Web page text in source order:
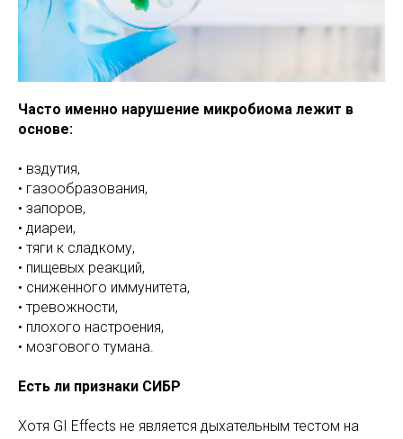
Часто именно нарушение микробиома лежит в
основе:
• вздутия,
• газообразования,
• запоров,
• диареи,
• тяги к сладкому,
• пищевых реакций,
• сниженного иммунитета,
• тревожности,
• плохого настроения,
• мозгового тумана.
Есть ли признаки СИБР
Хотя GI Effects не является дыхательным тестом на